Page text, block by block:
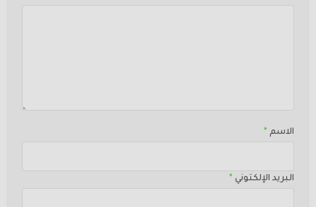
الاسم *
البريد الإلكتوني *